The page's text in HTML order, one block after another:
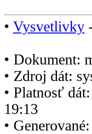
• Vysvetlivky
• Dokument:
• Zdroj dát:
• Platnosť
19:13
•